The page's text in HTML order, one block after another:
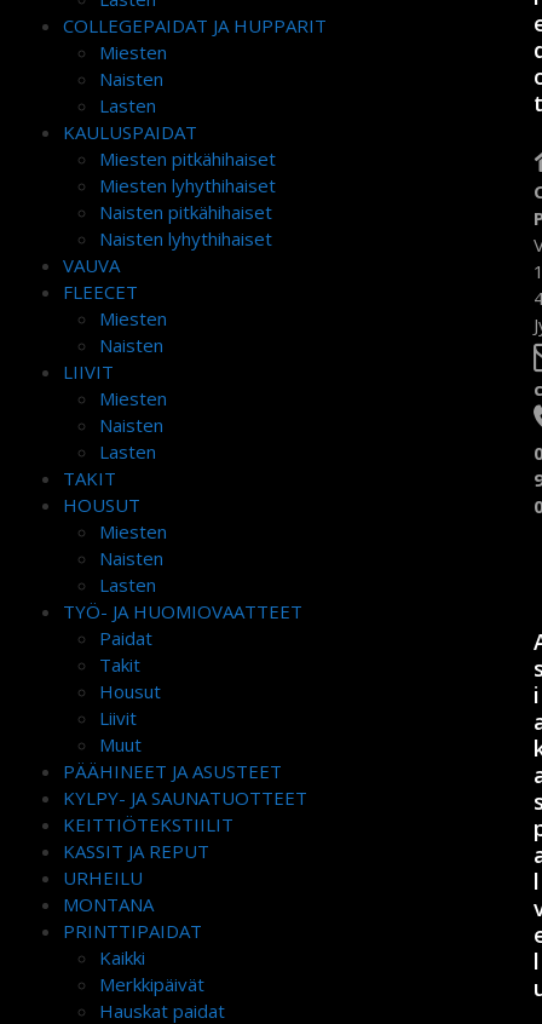
COLLEGEPAIDAT JA HUPPARIT
Miesten
Naisten
Lasten
KAULUSPAIDAT
Miesten pitkähihaiset
Miesten lyhythihaiset
Naisten pitkähihaiset
Naisten lyhythihaiset
VAUVA
FLEECET
Miesten
Naisten
LIIVIT
Miesten
Naisten
Lasten
TAKIT
HOUSUT
Miesten
Naisten
Lasten
TYÖ- JA HUOMIOVAATTEET
Paidat
Takit
Housut
Liivit
Muut
PÄÄHINEET JA ASUSTEET
KYLPY- JA SAUNATUOTTEET
KEITTIÖTEKSTIILIT
KASSIT JA REPUT
URHEILU
MONTANA
PRINTTIPAIDAT
Kaikki
Merkkipäivät
Hauskat paidat
t
i
l
l